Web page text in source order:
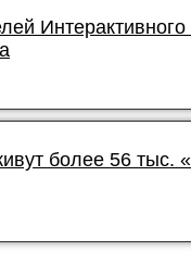
более 56 тыс.